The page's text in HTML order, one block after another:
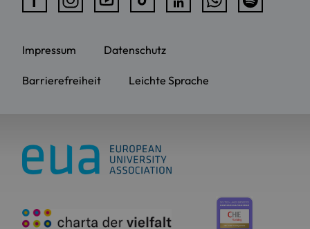
Impressum Datenschutz
Barrierefreiheit Leichte Sprache